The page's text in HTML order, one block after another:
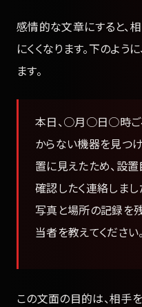
感情的な文章にすると、
にくくなります。下のよ
ます。
本日、○月○日○時ご
からない機器を見つ
置に見えたため、設
確認したく連絡しま
写真と場所の記録を
当者を教えてください。
この文面の目的は、相手